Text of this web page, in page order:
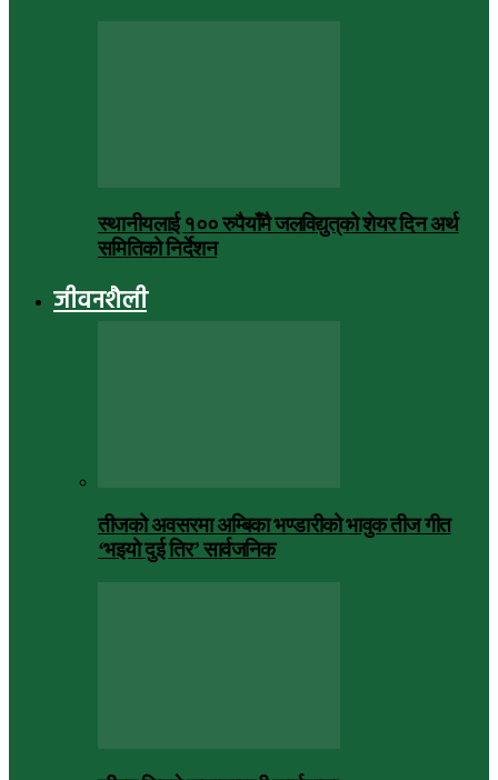
स्थानीयलाई १०० रुपैयाँमै जलविद्युत्‌को शेयर दिन अर्थ
समितिको निर्देशन
जीवनशैली
तीजको अवसरमा अम्बिका भण्डारीको भावुक तीज गीत
‘भइयो दुई तिर’ सार्वजनिक